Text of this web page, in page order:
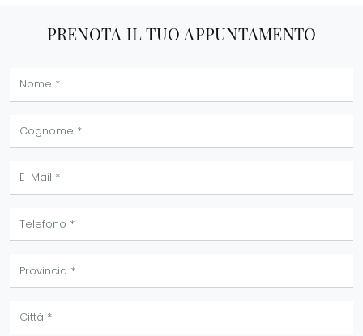
PRENOTA IL TUO APPUNTAMENTO